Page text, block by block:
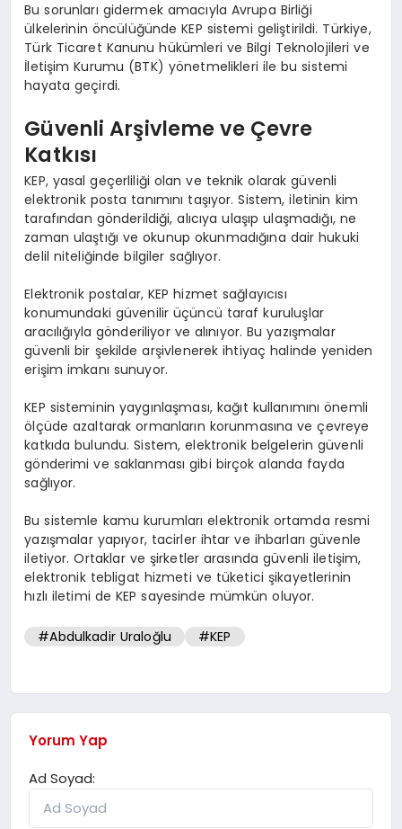
Bu sorunları gidermek amacıyla Avrupa Birliği
ülkelerinin öncülüğünde KEP sistemi geliştirildi. Türkiye,
Türk Ticaret Kanunu hükümleri ve Bilgi Teknolojileri ve
İletişim Kurumu (BTK) yönetmelikleri ile bu sistemi
hayata geçirdi.
Güvenli Arşivleme ve Çevre
Katkısı
KEP, yasal geçerliliği olan ve teknik olarak güvenli
elektronik posta tanımını taşıyor. Sistem, iletinin kim
tarafından gönderildiği, alıcıya ulaşıp ulaşmadığı, ne
zaman ulaştığı ve okunup okunmadığına dair hukuki
delil niteliğinde bilgiler sağlıyor.
Elektronik postalar, KEP hizmet sağlayıcısı
konumundaki güvenilir üçüncü taraf kuruluşlar
aracılığıyla gönderiliyor ve alınıyor. Bu yazışmalar
güvenli bir şekilde arşivlenerek ihtiyaç halinde yeniden
erişim imkanı sunuyor.
KEP sisteminin yaygınlaşması, kağıt kullanımını önemli
ölçüde azaltarak ormanların korunmasına ve çevreye
katkıda bulundu. Sistem, elektronik belgelerin güvenli
gönderimi ve saklanması gibi birçok alanda fayda
sağlıyor.
Bu sistemle kamu kurumları elektronik ortamda resmi
yazışmalar yapıyor, tacirler ihtar ve ihbarları güvenle
iletiyor. Ortaklar ve şirketler arasında güvenli iletişim,
elektronik tebligat hizmeti ve tüketici şikayetlerinin
hızlı iletimi de KEP sayesinde mümkün oluyor.
#Abdulkadir Uraloğlu #KEP
Yorum Yap
Ad Soyad: